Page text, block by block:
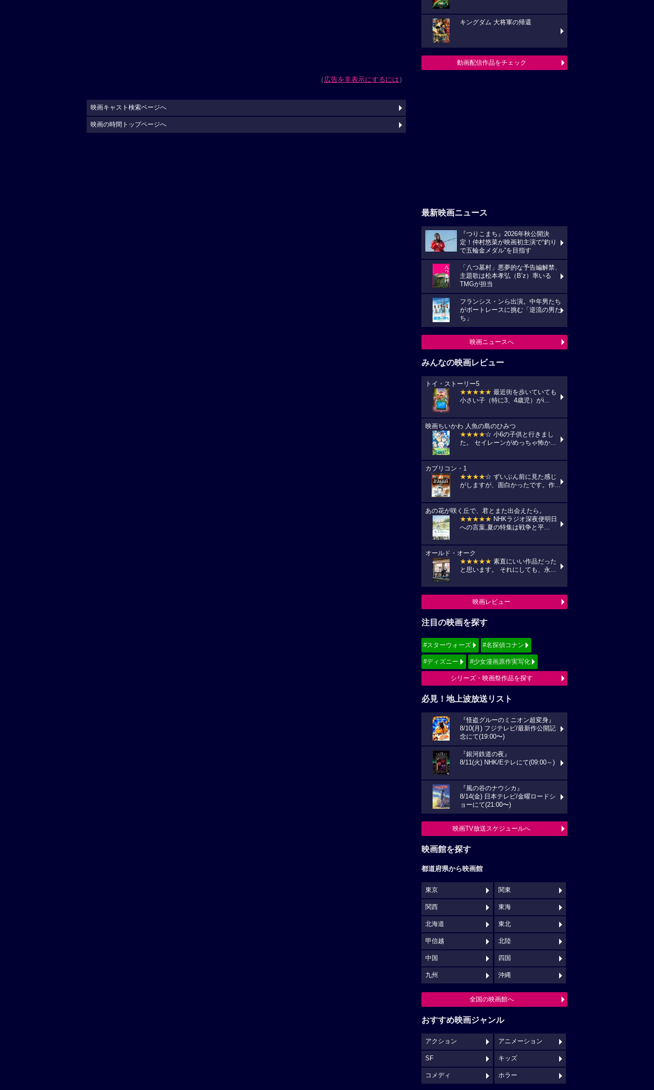
（広告を非表示にするには）
キングダム 大将軍の帰還
動画配信作品をチェック
最新映画ニュース
『つりこまち』2026年秋公開決
定！仲村悠菜が映画初主演で“釣り
で五輪金メダル”を目指す
「八つ墓村」悪夢的な予告編解禁、
主題歌は松本孝弘（B’z）率いる
TMGが担当
フランシス・ンら出演。中年男たち
がボートレースに挑む「逆流の男た
ち」
映画ニュースへ
みんなの映画レビュー
トイ・ストーリー5
★★★★★ 最近街を歩いていても
小さい子（特に3、4歳児）がi...
映画ちいかわ 人魚の島のひみつ
★★★★☆ 小6の子供と行きまし
た。 セイレーンがめっちゃ怖か...
カプリコン・1
★★★★☆ ずいぶん前に見た感じ
がしますが、面白かったです。作...
あの花が咲く丘で、君とまた出会えたら。
★★★★★ NHKラジオ深夜便明日
への言葉,夏の特集は戦争と平...
オールド・オーク
★★★★★ 素直にいい作品だった
と思います。 それにしても、永...
映画レビュー
注目の映画を探す
#スターウォーズ #名探偵コナン
#ディズニー #少女漫画原作実写化
シリーズ・映画祭作品を探す
必見！地上波放送リスト
『怪盗グルーのミニオン超変身』
8/10(月) フジテレビ/最新作公開記
念にて(19:00〜)
『銀河鉄道の夜』
8/11(火) NHK/Eテレにて(09:00～)
『風の谷のナウシカ』
8/14(金) 日本テレビ/金曜ロードシ
ョーにて(21:00〜)
映画TV放送スケジュールへ
映画館を探す
都道府県から映画館
東京 関東
関西 東海
北海道 東北
甲信越 北陸
中国 四国
九州 沖縄
全国の映画館へ
おすすめ映画ジャンル
アクション アニメーション
SF キッズ
コメディ ホラー
映画キャスト検索ページへ
映画の時間トップページへ